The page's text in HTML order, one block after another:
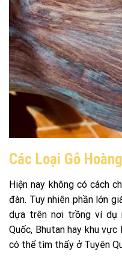
Các Loại Gỗ
Hiện nay không có cách
đàn. Tuy nhiên phần lớn
dựa trên nơi trồng ví dụ
Quốc, Bhutan hay khu
có thể tìm thấy ở Tuyên